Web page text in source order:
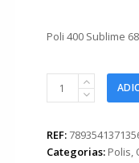
Poli 400 Sublime
68cmx68cm
25fls
REF:
Categorias: Polis,